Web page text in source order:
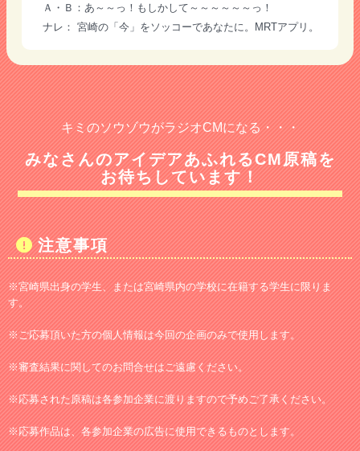
Ａ・Ｂ：あ～～っ！もしかして～～～～～～っ！
ナレ： 宮崎の「今」をソッコーであなたに。MRTアプリ。
キミのソウゾウがラジオCMになる・・・
みなさんのアイデアあふれるCM原稿を
お待ちしています！
注意事項
※宮崎県出身の学生、または宮崎県内の学校に在籍する学生に限りま
す。
※ご応募頂いた方の個人情報は今回の企画のみで使用します。
※審査結果に関してのお問合せはご遠慮ください。
※応募された原稿は各参加企業に渡りますので予めご了承ください。
※応募作品は、各参加企業の広告に使用できるものとします。